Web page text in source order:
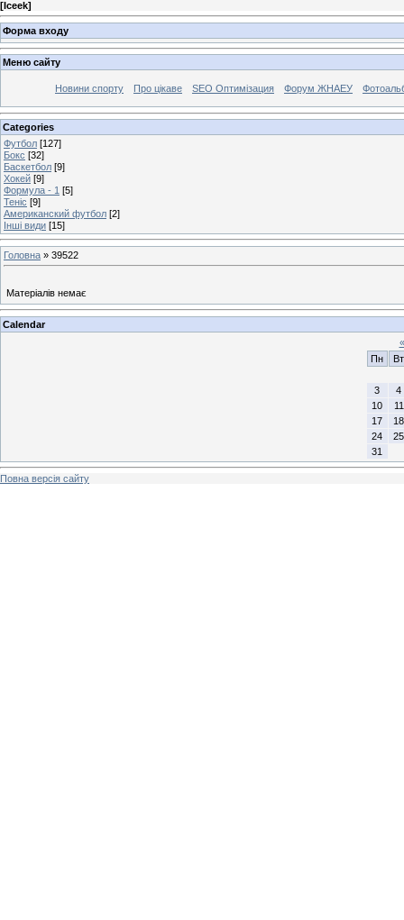
[Iceek]
Форма входу
Меню сайту
Новини спорту Про цікаве SEO Оптимізация Форум ЖНАЕУ
Categories
Футбол [127]
Бокс [32]
Баскетбол [9]
Хокей [9]
Формула - 1 [5]
Теніс [9]
Американский футбол [2]
Інші види [15]
Головна » 39522
Матеріалів немає
Calendar
«
Пн
Вт
3
4
10
11
17
18
24
25
31
Повна версія сайту